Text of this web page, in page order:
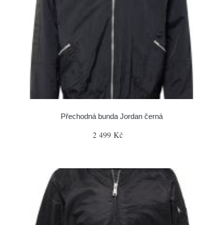
Přechodná bunda Jordan černá
2 499 Kč